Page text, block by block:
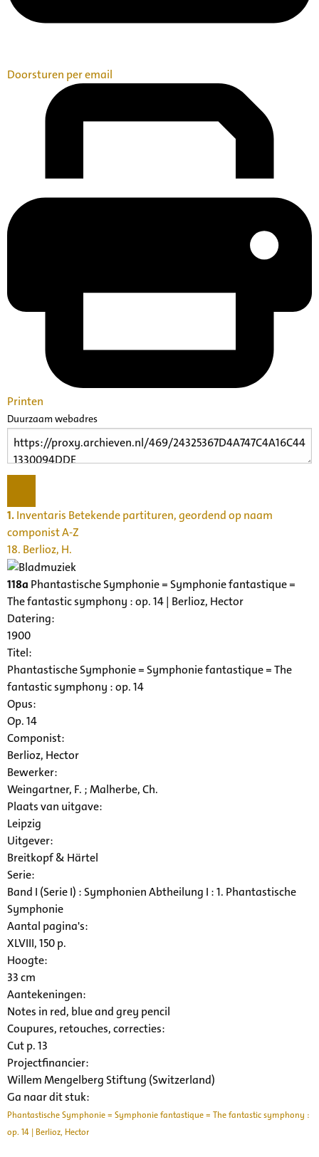
Doorsturen per email
Printen
Duurzaam webadres
1.Inventaris Betekende partituren, geordend op naam
componist A-Z
18. Berlioz, H.
118a Phantastische Symphonie = Symphonie fantastique =
The fantastic symphony : op. 14 | Berlioz, Hector
Datering:
1900
Titel:
Phantastische Symphonie = Symphonie fantastique = The
fantastic symphony : op. 14
Opus:
Op. 14
Componist:
Berlioz, Hector
Bewerker:
Weingartner, F. ; Malherbe, Ch.
Plaats van uitgave:
Leipzig
Uitgever:
Breitkopf & Härtel
Serie:
Band I (Serie I) : Symphonien Abtheilung I : 1. Phantastische
Symphonie
Aantal pagina's:
XLVIII, 150 p.
Hoogte:
33 cm
Aantekeningen:
Notes in red, blue and grey pencil
Coupures, retouches, correcties:
Cut p. 13
Projectfinancier:
Willem Mengelberg Stiftung (Switzerland)
Ga naar dit stuk:
Phantastische Symphonie = Symphonie fantastique = The fantastic symphony :
op. 14 | Berlioz, Hector